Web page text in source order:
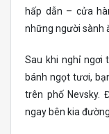
hấp dẫn – cửa
những người sành
Sau khi nghỉ ngơi
bánh ngọt tươi,
trên phố Nevsky.
ngay bên kia